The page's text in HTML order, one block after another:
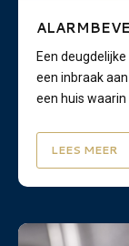
Een
een inbraak
een huis
LEES MEER